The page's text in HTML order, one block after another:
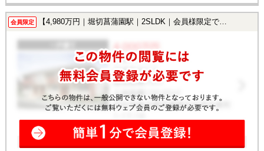
会員限定 【4,980万円｜堀切菖蒲園駅｜2SLDK｜会員様限定で公開中！】